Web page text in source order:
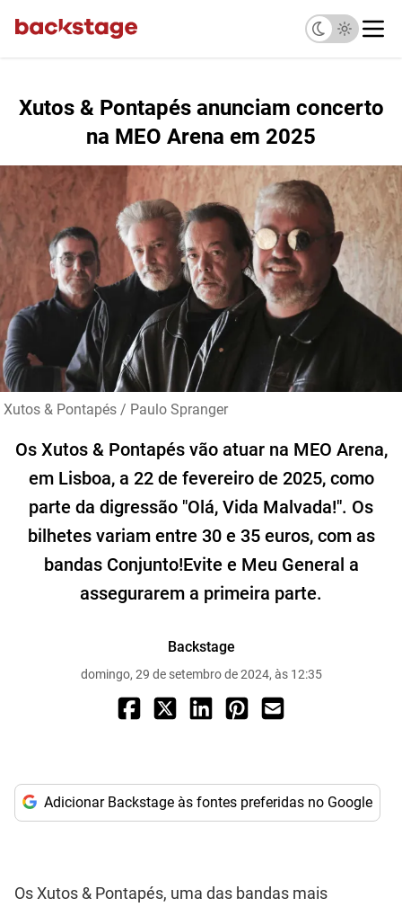
Xutos & Pontapés anunciam concerto
na MEO Arena em 2025
Xutos & Pontapés / Paulo Spranger
Os Xutos & Pontapés vão atuar na MEO Arena,
em Lisboa, a 22 de fevereiro de 2025, como
parte da digressão "Olá, Vida Malvada!". Os
bilhetes variam entre 30 e 35 euros, com as
bandas Conjunto!Evite e Meu General a
assegurarem a primeira parte.
Backstage
domingo, 29 de setembro de 2024, às 12:35
Adicionar Backstage às fontes preferidas no Google
Os Xutos & Pontapés, uma das bandas mais